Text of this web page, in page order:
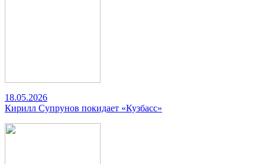
18.05.2026
Кирилл Супрунов покидает «Кузбасс»